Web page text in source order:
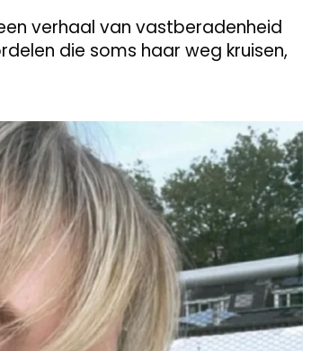
verhaal van vastberadenheid
die soms haar weg kruisen,